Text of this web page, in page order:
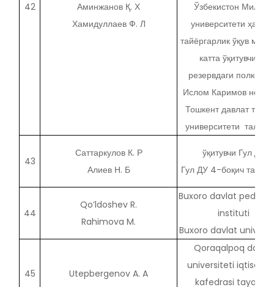
42
Аминжанов Қ. Х
Хамидуллаев Ф. Л
Ўзбекистон Миллий
университети
тайёргарлик ўқув
катта ўқитувчиcи,
резервдаги
Ислом Каримов
Тошкент давлат
университети
43
Саттаркулов К. Р
Алиев Н. Б
ўқитувчи Гул ДУ
Гул ДУ 4-боқич
44
Qo’ldoshev R.
Rahimova M.
Buxoro davlat
instituti
Buxoro davlat
45 Utepbergenov A. A
Qoraqalpoq davlat
universiteti
kafedrasi tayanch